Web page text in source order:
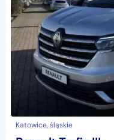
Katowice, śląskie